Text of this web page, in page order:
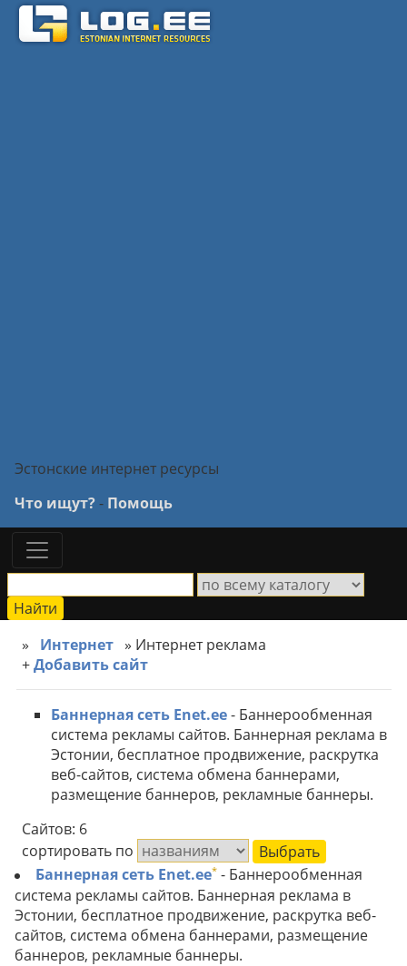
Эстонские интернет ресурсы
Что ищут?- Помощь
» Интернет » Интернет реклама
+Добавить сайт
Баннерная сеть Enet.ee- Баннерообменная
система рекламы сайтов. Баннерная реклама в
Эстонии, бесплатное продвижение, раскрутка
веб-сайтов, система обмена баннерами,
размещение баннеров, рекламные баннеры.
Сайтов: 6
сортировать по
Баннерная сеть Enet.ee* - Баннерообменная
система рекламы сайтов. Баннерная реклама в
Эстонии, бесплатное продвижение, раскрутка веб-
сайтов, система обмена баннерами, размещение
баннеров, рекламные баннеры.